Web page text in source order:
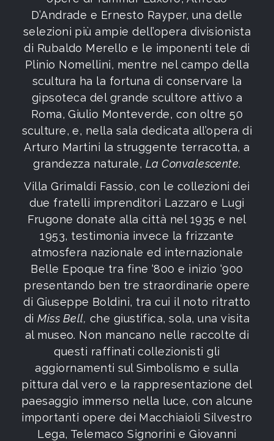
D’Andrade e Ernesto Rayper, una delle
selezioni più ampie dell’opera divisionista
di Rubaldo Merello e le imponenti tele di
Plinio Nomellini, mentre nel campo della
scultura ha la fortuna di conservare la
gipsoteca del grande scultore attivo a
Roma, Giulio Monteverde, con oltre 50
sculture, e, nella sala dedicata all’opera di
Arturo Martini la struggente terracotta, a
grandezza naturale, La Convalescente.
Villa Grimaldi Fassio, con le collezioni dei
due fratelli imprenditori Lazzaro e Lugi
Frugone donate alla città nel 1935 e nel
1953, testimonia invece la frizzante
atmosfera nazionale ed internazionale
Belle Epoque tra fine ‘800 e inizio ‘900
presentando ben tre straordinarie opere
di Giuseppe Boldini, tra cui il noto ritratto
diMiss Bell, che giustifica, sola, una visita
al museo. Non mancano nelle raccolte di
questi raffinati collezionisti gli
aggiornamenti sul Simbolismo e sulla
pittura dal vero e la rappresentazione del
paesaggio immerso nella luce, con alcune
importanti opere dei Macchiaioli Silvestro
Lega, Telemaco Signorini e Giovanni